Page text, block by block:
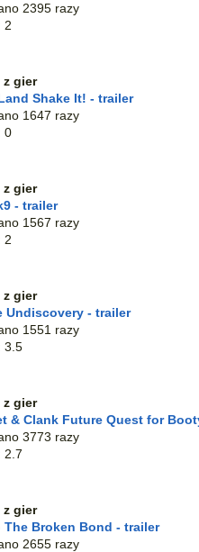
2395 razy
2
z gier
Shake It! - trailer
1647 razy
0
z gier
- trailer
1567 razy
2
z gier
Undiscovery - trailer
1551 razy
3.5
z gier
& Clank Future Quest for
3773 razy
2.7
z gier
The Broken Bond - trailer
2655 razy